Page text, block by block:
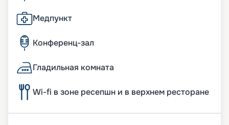
Медпункт
Конференц-зал
Гладильная комната
Wi-fi в зоне ресепшн и в верхнем ресторане